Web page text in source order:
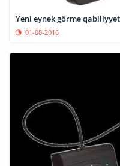
Yeni eynək görmə
01-08-2016